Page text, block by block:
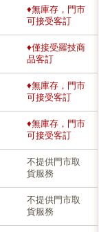
♦無庫存，門市
可接受客訂
♦僅接受羅技商
品客訂
♦無庫存，門市
可接受客訂
♦無庫存，門市
可接受客訂
不提供門市取
貨服務
不提供門市取
貨服務